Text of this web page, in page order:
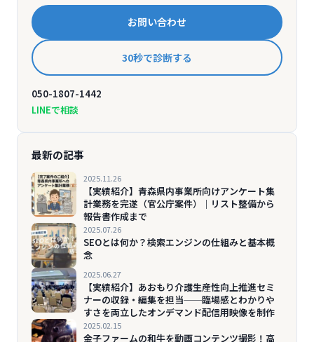
お問い合わせ
30秒で診断する
050-1807-1442
LINEで相談
最新の記事
2025.11.26
【実績紹介】青森県内事業所向けアンケート集
計業務を完遂（官公庁案件）｜リスト整備から
報告書作成まで
2025.07.26
SEOとは何か？検索エンジンの仕組みと基本概
念
2025.06.27
【実績紹介】あおもり介護生産性向上推進セミ
ナーの収録・編集を担当──臨場感とわかりや
すさを両立したオンデマンド配信用映像を制作
2025.02.15
金子ファームの和牛を動画コンテンツ撮影！高